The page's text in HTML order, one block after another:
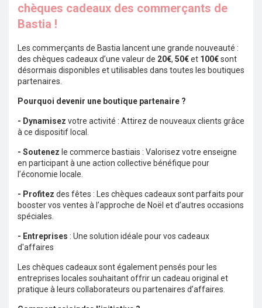
chèques cadeaux des commerçants de
Bastia !
Les commerçants de Bastia lancent une grande nouveauté :
des chèques cadeaux d’une valeur de 20€, 50€et 100€sont
désormais disponibles et utilisables dans toutes les boutiques
partenaires.
Pourquoi devenir une boutique partenaire ?
- Dynamisez votre activité : Attirez de nouveaux clients grâce
à ce dispositif local.
- Soutenez le commerce bastiais : Valorisez votre enseigne
en participant à une action collective bénéfique pour
l’économie locale.
- Profitez des fêtes : Les chèques cadeaux sont parfaits pour
booster vos ventes à l’approche de Noël et d’autres occasions
spéciales.
- Entreprises : Une solution idéale pour vos cadeaux
d'affaires
Les chèques cadeaux sont également pensés pour les
entreprises locales souhaitant offrir un cadeau original et
pratique à leurs collaborateurs ou partenaires d’affaires.